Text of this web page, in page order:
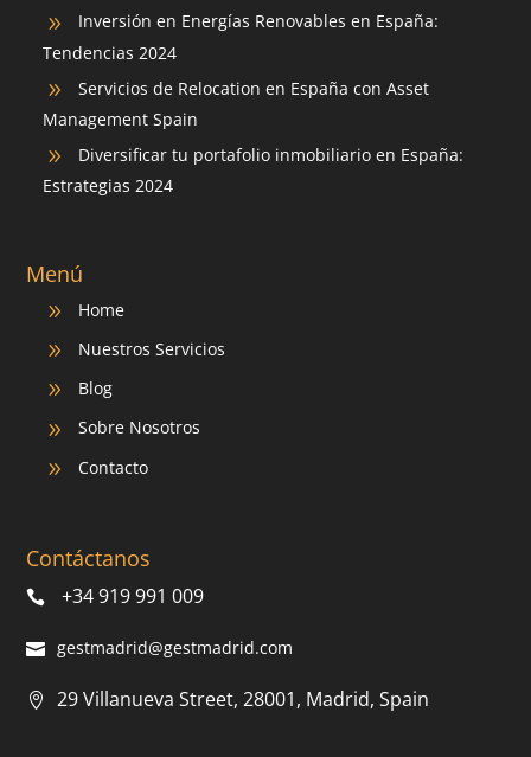
9
Inversión en Energías Renovables en España:
Tendencias 2024
9
Servicios de Relocation en España con Asset
Management Spain
9
Diversificar tu portafolio inmobiliario en España:
Estrategias 2024
Menú
9 Home
9 Nuestros Servicios
9 Blog
9 Sobre Nosotros
9 Contacto
Contáctanos
+34 919 991 009
gestmadrid@gestmadrid.com
29 Villanueva Street, 28001, Madrid, Spain